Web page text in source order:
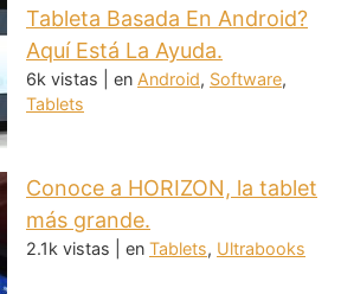
Tableta Basada En Android?
Aquí Está La Ayuda.
6k vistas en Android, Software,
Tablets
Conoce a HORIZON, la tablet
más grande.
2.1k vistas en Tablets, Ultrabooks